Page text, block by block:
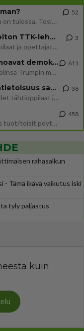
Uusi draamasarja järkyttävästä tapauksesta on tulossa. Tositapahtumiin perustuva sarja ammentaa vuoden 1986 Mikkelin pan
52
Ernest Lawson täräytti erikoisen heiton TTK-lehdistötilaisuudessa: " Onko tässä tarkoituksena...?"
Ernest Lawson esitteli uudet TTK-tähtioppilaat ja opettajat torstaina 6.8. lehdistölle. Tulevalla kaudella on yksi hausk
3
Jos SDP ei voita reilusti, persut kumoavat demokratian Suomesta
Näin tekisi ainakin Rydman seuratessaan idolinsa Trumpin mallia https://www.is.fi/politiikka/art-2000012187244.html
611
Uuden TTK-juontajan ympärillä epätietoisuus sakenee - Nyt MTV hämmentää soppaa
TTK tulee taas tänä syksynä. Ohjelman uudet tähtioppilaat julkistetaan torstaina 6. elokuuta klo 14 alkavassa lehdistö
36
Siinäpä se kysymys on otsikossa. Mitäpä siis tuot/toisit pöytään parisuhteessa? Oletko mies vai nainen? Koetko sen mitä
458
rahasalkun
Tämä ikävä vaikutus iski
tyly paljastus
kuin